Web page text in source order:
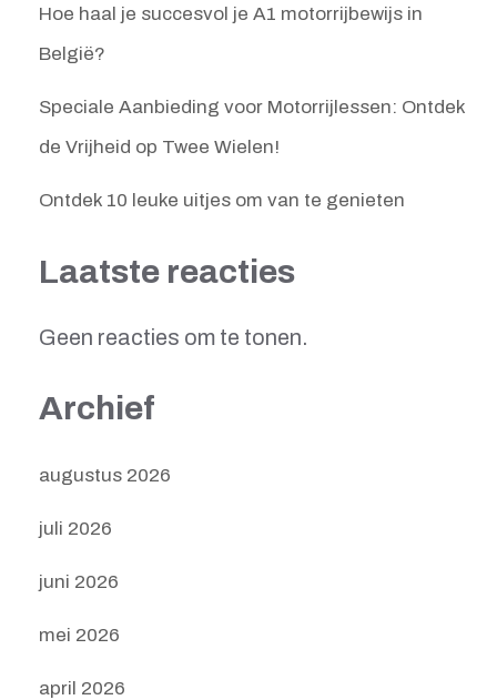
Hoe haal je succesvol je A1 motorrijbewijs in
België?
Speciale Aanbieding voor Motorrijlessen: Ontdek
de Vrijheid op Twee Wielen!
Ontdek 10 leuke uitjes om van te genieten
Laatste reacties
Geen reacties om te tonen.
Archief
augustus 2026
juli 2026
juni 2026
mei 2026
april 2026